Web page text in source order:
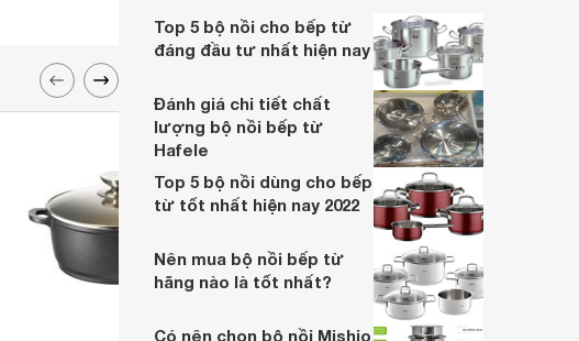
sử dụng dòng nồi chất lượng, bài viết của
Websosanh sẽ gợi ý cho bạn top các bộ
nồi nấu bếp từ cao cấp ngay dưới đây.
Top 5 bộ nồi cho bếp từ
đáng đầu tư nhất hiện nay
Đánh giá chi tiết chất
lượng bộ nồi bếp từ
Hafele
Top 5 bộ nồi dùng cho bếp
từ tốt nhất hiện nay 2022
Nên mua bộ nồi bếp từ
hãng nào là tốt nhất?
Có nên chọn bộ nồi Mishio